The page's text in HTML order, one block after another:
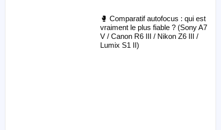
🥊 Comparatif autofocus : qui est
vraiment le plus fiable ? (Sony A7
V / Canon R6 III / Nikon Z6 III /
Lumix S1 II)